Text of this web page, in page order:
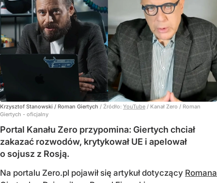
Krzysztof Stanowski / Roman Giertych / Źródło: YouTube / Kanał Zero / Roman
Giertych - oficjalny
Portal Kanału Zero przypomina: Giertych chciał
zakazać rozwodów, krytykował UE i apelował
o sojusz z Rosją.
Na portalu Zero.pl pojawił się artykuł dotyczący Romana